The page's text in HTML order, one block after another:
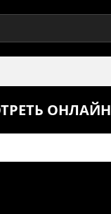
ОНЛАЙН